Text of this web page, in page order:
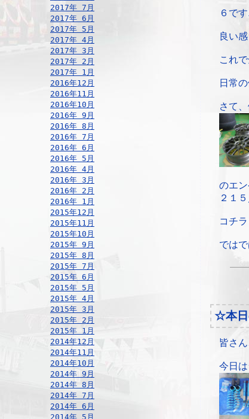
2017年 7月
2017年 6月
2017年 5月
2017年 4月
2017年 3月
2017年 2月
2017年 1月
2016年12月
2016年11月
2016年10月
2016年 9月
2016年 8月
2016年 7月
2016年 6月
2016年 5月
2016年 4月
2016年 3月
2016年 2月
2016年 1月
2015年12月
2015年11月
2015年10月
2015年 9月
2015年 8月
2015年 7月
2015年 6月
2015年 5月
2015年 4月
2015年 3月
2015年 2月
2015年 1月
2014年12月
2014年11月
2014年10月
2014年 9月
2014年 8月
2014年 7月
2014年 6月
2014年 5月
６です
良い
これ
日常
さて
のエ
２１
コチ
ではで
☆本
皆さん
今日